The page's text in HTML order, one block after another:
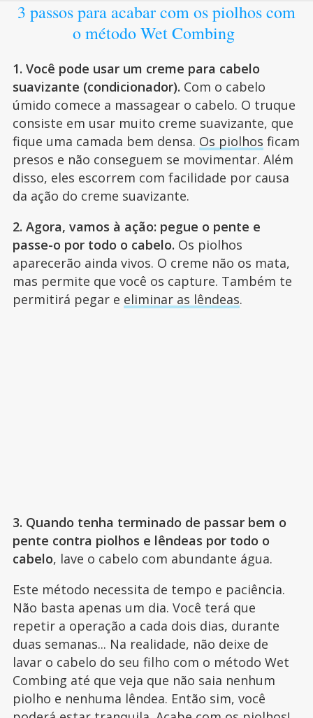
3 passos para acabar com os piolhos com
o método Wet Combing
1. Você pode usar um creme para cabelo
suavizante (condicionador). Com o cabelo
úmido comece a massagear o cabelo. O truque
consiste em usar muito creme suavizante, que
fique uma camada bem densa. Os piolhos ficam
presos e não conseguem se movimentar. Além
disso, eles escorrem com facilidade por causa
da ação do creme suavizante.
2. Agora, vamos à ação: pegue o pente e
passe-o por todo o cabelo. Os piolhos
aparecerão ainda vivos. O creme não os mata,
mas permite que você os capture. Também te
permitirá pegar e eliminar as lêndeas.
3. Quando tenha terminado de passar bem o
pente contra piolhos e lêndeas por todo o
cabelo, lave o cabelo com abundante água.
Este método necessita de tempo e paciência.
Não basta apenas um dia. Você terá que
repetir a operação a cada dois dias, durante
duas semanas... Na realidade, não deixe de
lavar o cabelo do seu filho com o método Wet
Combing até que veja que não saia nenhum
piolho e nenhuma lêndea. Então sim, você